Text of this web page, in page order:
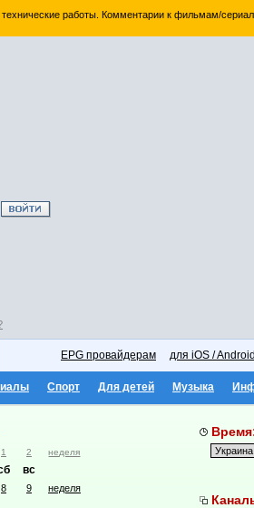
технические работы. Комментарии к фильмам/
EPG провайдерам для iOS /
Спорт Для детей Музыка
1 2 неделя
вс
8 9 неделя